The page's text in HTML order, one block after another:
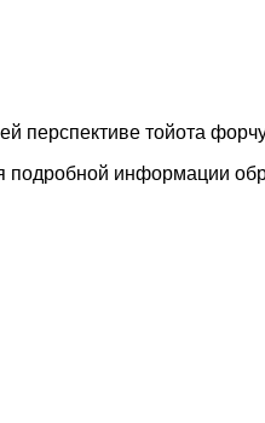
тойота
подробной информации